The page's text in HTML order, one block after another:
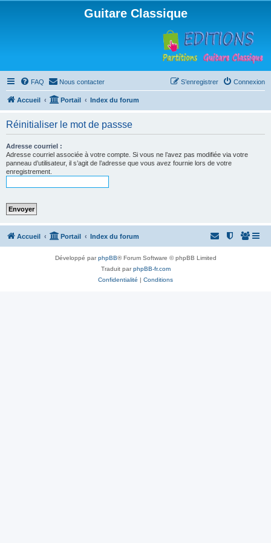
Guitare Classique
FAQ Nous contacter Connexion
S’enregistrer
Accueil Portail Index du forum
Réinitialiser le mot de passse
Adresse courriel :
Adresse courriel associée à votre compte. Si vous ne l’avez pas modifiée via votre
panneau d’utilisateur, il s’agit de l’adresse que vous avez fournie lors de votre
enregistrement.
Accueil Portail Index du forum
Développé parphpBB® Forum Software © phpBB Limited
Traduit parphpBB-fr.com
Confidentialité | Conditions